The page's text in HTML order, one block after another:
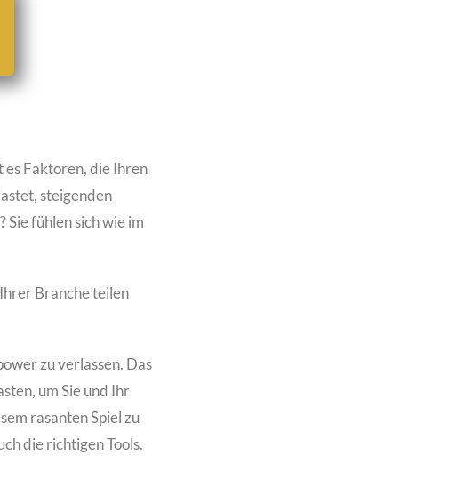
es Faktoren, die Ihren
steigenden
fühlen sich wie im
Branche teilen
zu verlassen. Das
um Sie und Ihr
rasanten Spiel zu
die richtigen Tools.